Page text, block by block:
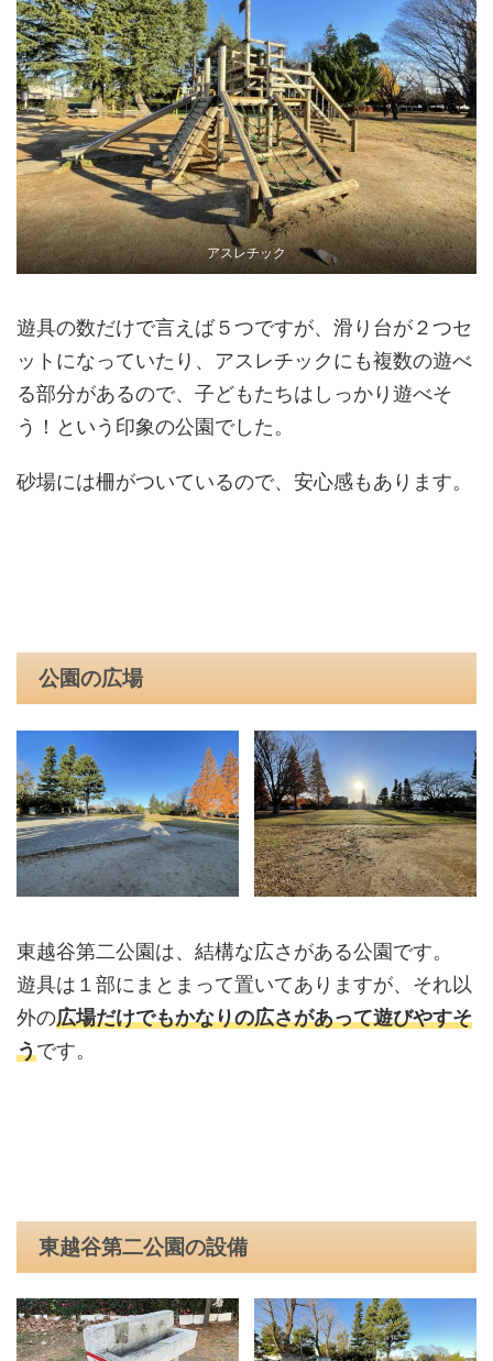
アスレチック
遊具の数だけで言えば５つですが、滑り台が２つセ
ットになっていたり、アスレチックにも複数の遊べ
る部分があるので、子どもたちはしっかり遊べそ
う！という印象の公園でした。
砂場には柵がついているので、安心感もあります。
公園の広場
東越谷第二公園は、結構な広さがある公園です。
遊具は１部にまとまって置いてありますが、それ以
外の広場だけでもかなりの広さがあって遊びやすそ
うです。
東越谷第二公園の設備